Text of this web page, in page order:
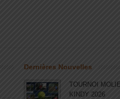
Dernières Nouvelles
TOURNOI
KINDY 2026